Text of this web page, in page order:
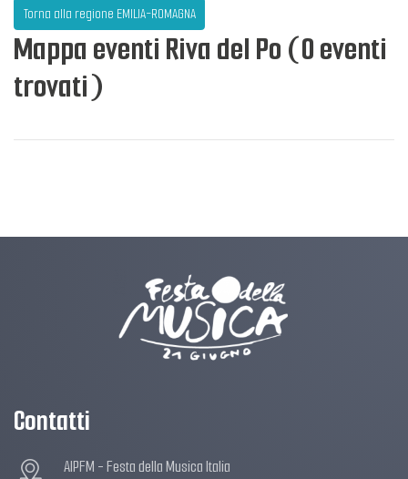
Torna alla regione EMILIA-ROMAGNA
Mappa eventi Riva del Po (0 eventi
trovati)
Contatti
AIPFM - Festa della Musica Italia